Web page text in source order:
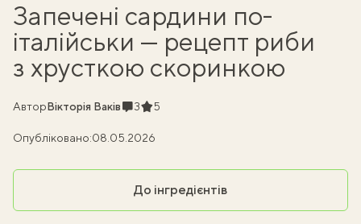
Запечені сардини по-
італійськи — рецепт риби
з хрусткою скоринкою
АвторВікторія ВаківКоментарі
3Рейтинг
5
Опубліковано:08.05.2026
До інгредієнтів